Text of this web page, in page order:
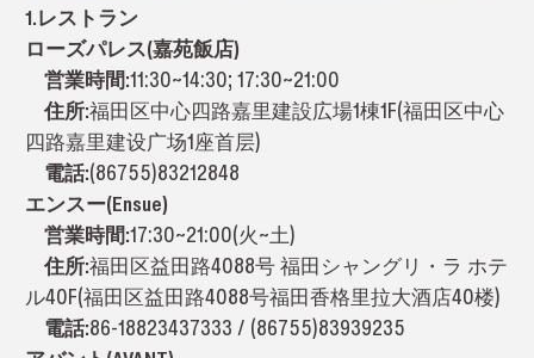
1.レストラン
ローズパレス(嘉苑飯店)
営業時間:11:30~14:30; 17:30~21:00
住所:福田区中心四路嘉里建設広場1棟1F(福田区中心
四路嘉里建设广场1座首层)
電話:(86755)83212848
エンスー(Ensue)
営業時間:17:30~21:00(火~土)
住所:福田区益田路4088号 福田シャングリ・ラ ホテ
ル40F(福田区益田路4088号福田香格里拉大酒店40楼)
電話:86-18823437333 / (86755)83939235